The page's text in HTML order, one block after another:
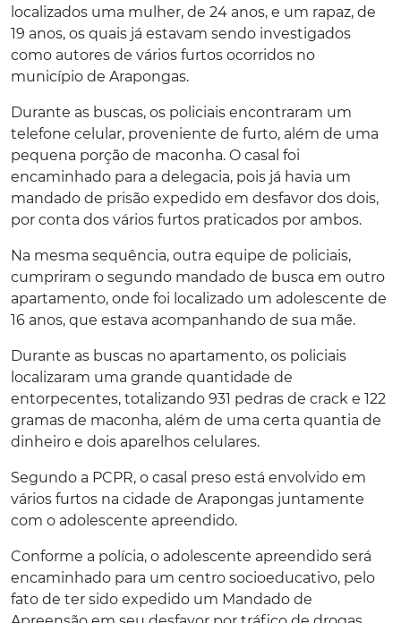
localizados uma mulher, de 24 anos, e um rapaz, de
19 anos, os quais já estavam sendo investigados
como autores de vários furtos ocorridos no
município de Arapongas.
Durante as buscas, os policiais encontraram um
telefone celular, proveniente de furto, além de uma
pequena porção de maconha. O casal foi
encaminhado para a delegacia, pois já havia um
mandado de prisão expedido em desfavor dos dois,
por conta dos vários furtos praticados por ambos.
Na mesma sequência, outra equipe de policiais,
cumpriram o segundo mandado de busca em outro
apartamento, onde foi localizado um adolescente de
16 anos, que estava acompanhando de sua mãe.
Durante as buscas no apartamento, os policiais
localizaram uma grande quantidade de
entorpecentes, totalizando 931 pedras de crack e 122
gramas de maconha, além de uma certa quantia de
dinheiro e dois aparelhos celulares.
Segundo a PCPR, o casal preso está envolvido em
vários furtos na cidade de Arapongas juntamente
com o adolescente apreendido.
Conforme a polícia, o adolescente apreendido será
encaminhado para um centro socioeducativo, pelo
fato de ter sido expedido um Mandado de